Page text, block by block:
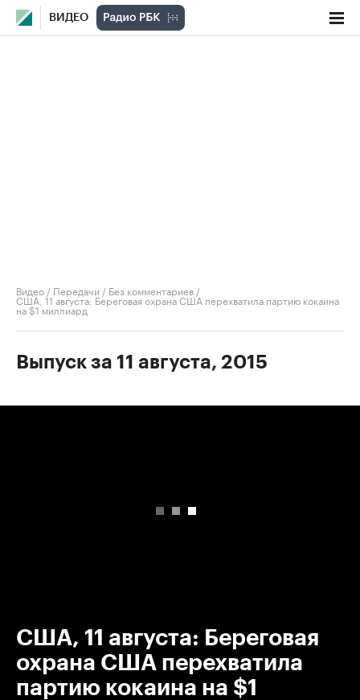
ВИДЕО
Видео / Передачи / Без комментариев /
США, 11 августа: Береговая охрана США перехватила партию кокаина
на $1 миллиард
Выпуск за 11 августа, 2015
США, 11 августа: Береговая
охрана США перехватила
партию кокаина на $1